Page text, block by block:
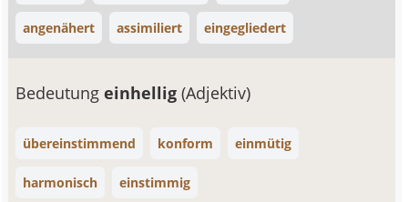
angenähert assimiliert eingegliedert
Bedeutungeinhellig(Adjektiv)
übereinstimmend konform einmütig
harmonisch einstimmig